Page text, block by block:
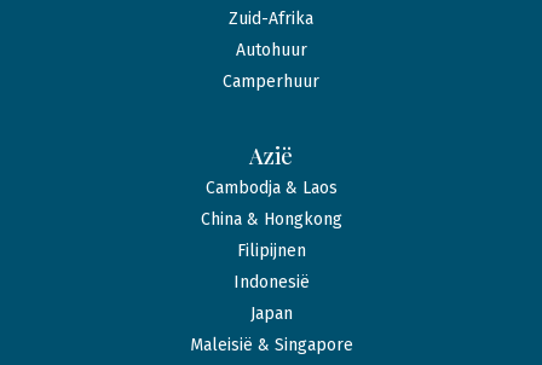
Zuid-Afrika
Autohuur
Camperhuur
Azië
Cambodja & Laos
China & Hongkong
Filipijnen
Indonesië
Japan
Maleisië & Singapore